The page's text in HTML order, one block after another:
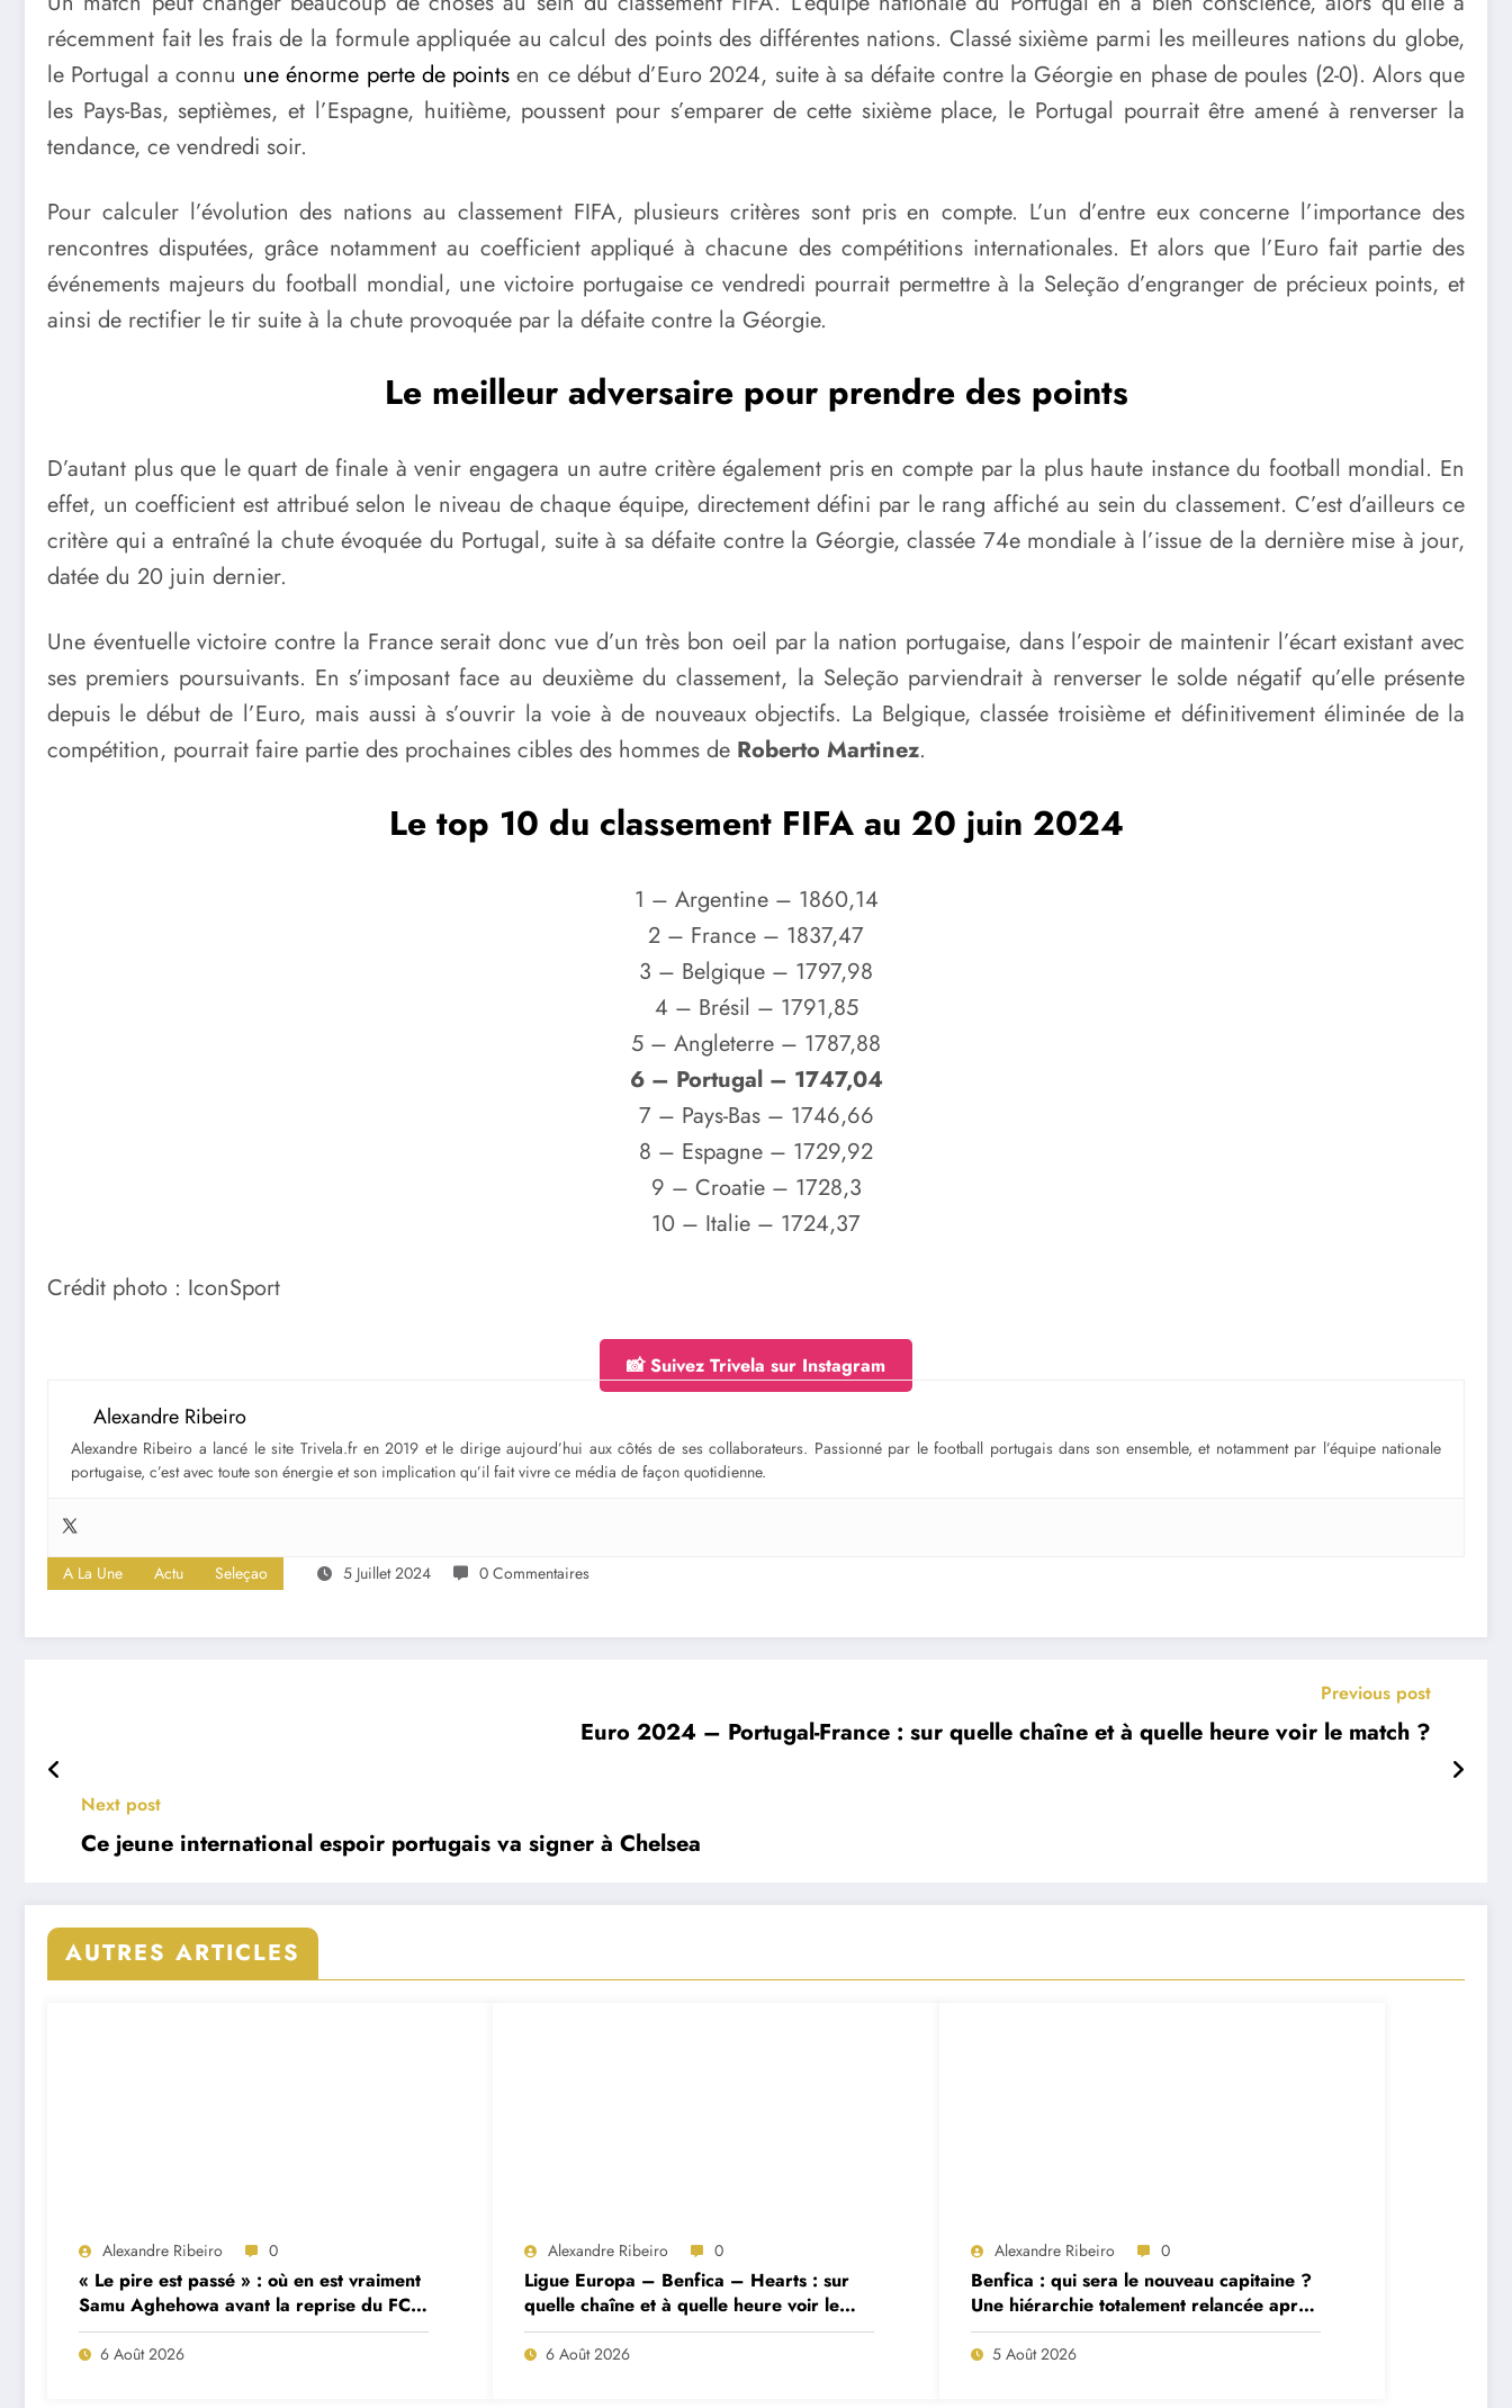
récemment fait les frais de la formule appliquée au calcul des points des différentes nations. Classé sixième parmi les meilleures nations du globe,
le Portugal a connu une énorme perte de points en ce début d’Euro 2024, suite à sa défaite contre la Géorgie en phase de poules (2-0). Alors que
les Pays-Bas, septièmes, et l’Espagne, huitième, poussent pour s’emparer de cette sixième place, le Portugal pourrait être amené à renverser la
tendance, ce vendredi soir.
Pour calculer l’évolution des nations au classement FIFA, plusieurs critères sont pris en compte. L’un d’entre eux concerne l’importance des
rencontres disputées, grâce notamment au coefficient appliqué à chacune des compétitions internationales. Et alors que l’Euro fait partie des
événements majeurs du football mondial, une victoire portugaise ce vendredi pourrait permettre à la Seleção d’engranger de précieux points, et
ainsi de rectifier le tir suite à la chute provoquée par la défaite contre la Géorgie.
Le meilleur adversaire pour prendre des points
D’autant plus que le quart de finale à venir engagera un autre critère également pris en compte par la plus haute instance du football mondial. En
effet, un coefficient est attribué selon le niveau de chaque équipe, directement défini par le rang affiché au sein du classement. C’est d’ailleurs ce
critère qui a entraîné la chute évoquée du Portugal, suite à sa défaite contre la Géorgie, classée 74e mondiale à l’issue de la dernière mise à jour,
datée du 20 juin dernier.
Une éventuelle victoire contre la France serait donc vue d’un très bon oeil par la nation portugaise, dans l’espoir de maintenir l’écart existant avec
ses premiers poursuivants. En s’imposant face au deuxième du classement, la Seleção parviendrait à renverser le solde négatif qu’elle présente
depuis le début de l’Euro, mais aussi à s’ouvrir la voie à de nouveaux objectifs. La Belgique, classée troisième et définitivement éliminée de la
compétition, pourrait faire partie des prochaines cibles des hommes de Roberto Martinez.
Le top 10 du classement FIFA au 20 juin 2024
1 – Argentine – 1860,14
2 – France – 1837,47
3 – Belgique – 1797,98
4 – Brésil – 1791,85
5 – Angleterre – 1787,88
6 – Portugal – 1747,04
7 – Pays-Bas – 1746,66
8 – Espagne – 1729,92
9 – Croatie – 1728,3
10 – Italie – 1724,37
Crédit photo : IconSport
📸 Suivez Trivela sur Instagram
Alexandre Ribeiro
Alexandre Ribeiro a lancé le site Trivela.fr en 2019 et le dirige aujourd’hui aux côtés de ses collaborateurs. Passionné par le football portugais dans son ensemble, et notamment par l’équipe nationale
portugaise, c’est avec toute son énergie et son implication qu’il fait vivre ce média de façon quotidienne.
A La Une Actu Seleçao 5 Juillet 2024 0 Commentaires
Previous post
Euro 2024 – Portugal-France : sur quelle chaîne et à quelle heure voir le match ?
Next post
Ce jeune international espoir portugais va signer à Chelsea
AUTRES ARTICLES
Alexandre Ribeiro 0
« Le pire est passé » : où en est vraiment
Samu Aghehowa avant la reprise du FC
Porto ?
6 Août 2026
Alexandre Ribeiro 0
Ligue Europa – Benfica – Hearts : sur
quelle chaîne et à quelle heure voir le
match ?
6 Août 2026
Alexandre Ribeiro 0
Benfica : qui sera le nouveau capitaine ?
Une hiérarchie totalement relancée après
deux départs majeurs
5 Août 2026